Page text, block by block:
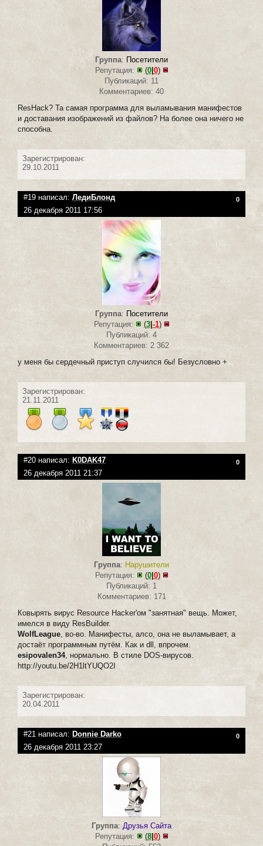
Группа: Посетители
Репутация:
(0| 0)
Публикаций: 11
Комментариев: 40
ResHack? Та самая программа для выламывания манифестов
и доставания изображений из файлов? На более она ничего не
способна.
Зарегистрирован:
29.10.2011
#19 написал: ЛедиБлонд 0
26 декабря 2011 17:56
Группа: Посетители
Репутация:
(3| -1)
Публикаций: 4
Комментариев: 2 362
у меня бы сердечный приступ случился бы! Безусловно +
Зарегистрирован:
21.11.2011
#20 написал: K0DAK47 0
26 декабря 2011 21:37
Группа: Нарушители
Репутация:
(0| 0)
Публикаций: 1
Комментариев: 171
Ковырять вирус Resource Hacker'ом "занятная" вещь. Может,
имелся в виду ResBuilder.
WolfLeague, во-во. Манифесты, алсо, она не выламывает, а
достаёт программным путём. Как и dll, впрочем.
esipovalen34, нормально. В стиле DOS-вирусов.
http://youtu.be/2H1ltYUQO2I
Зарегистрирован:
20.04.2011
#21 написал: Donnie Darko 0
26 декабря 2011 23:27
Группа: Друзья Сайта
Репутация:
(8| 0)